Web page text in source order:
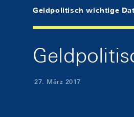
Geldpolitisch wichtige
27. März 2017